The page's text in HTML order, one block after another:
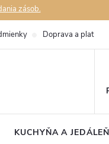
zásob.
Doprava a platby
KUCHYŇA A JEDÁLEŇ